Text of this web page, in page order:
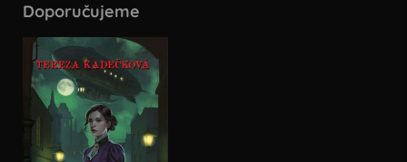
Doporučujeme